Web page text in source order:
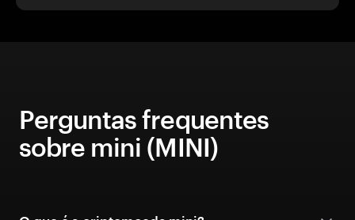
Perguntas frequentes
sobre mini (MINI)